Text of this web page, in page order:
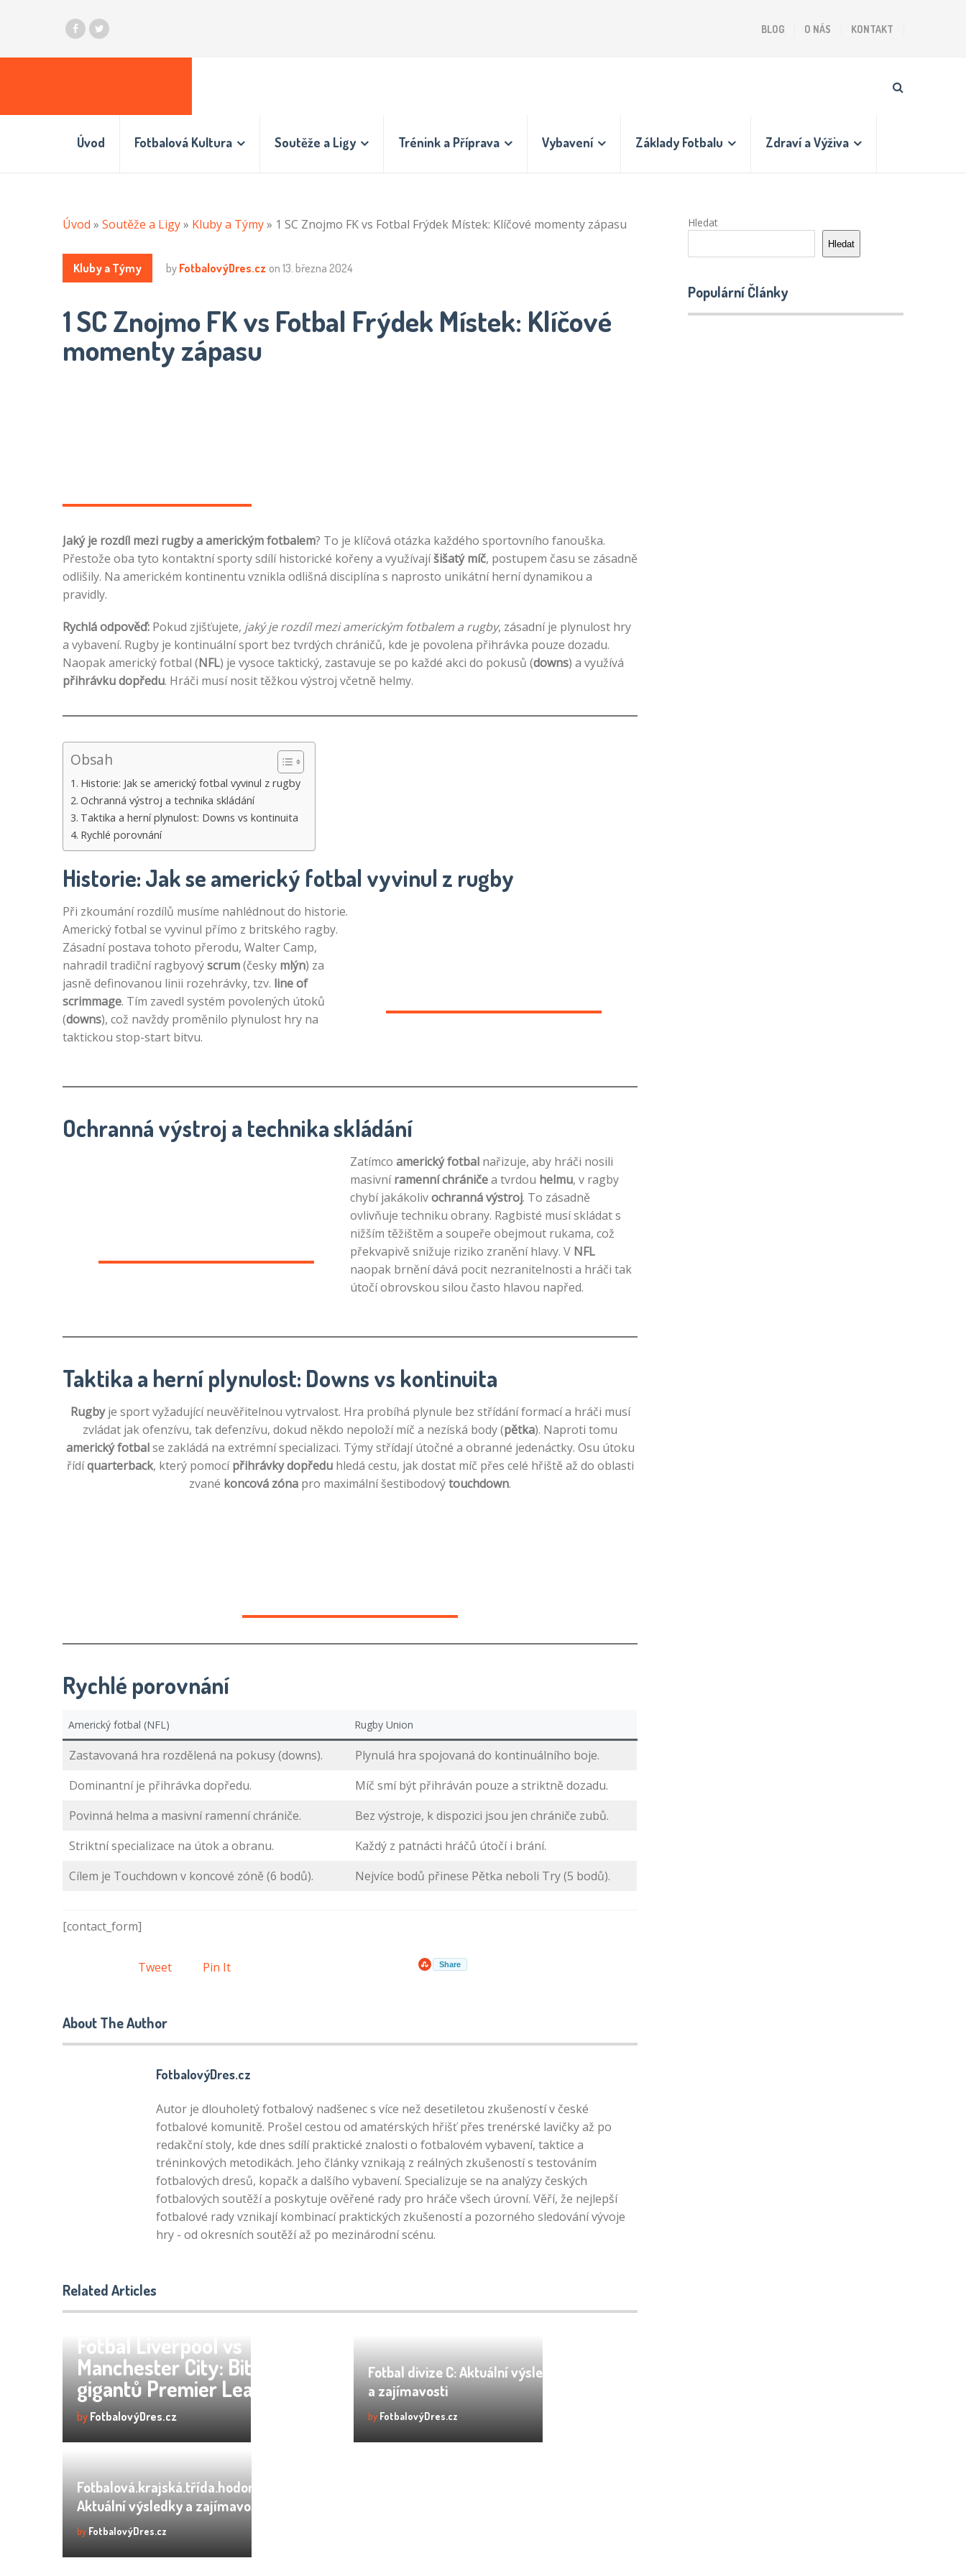
BLOG O NÁS KONTAKT
Úvod Fotbalová Kultura Soutěže a Ligy Trénink a Příprava Vybavení Základy Fotbalu Zdraví a Výživa
Úvod » Soutěže a Ligy» Kluby a Týmy» 1 SC Znojmo FK vs Fotbal Frýdek Místek: Klíčové momenty zápasu
Kluby a Týmy by FotbalovýDres.cz on 13. března 2024
1 SC Znojmo FK vs Fotbal Frýdek Místek: Klíčové
momenty zápasu
Jaký je rozdíl mezi rugby a americkým fotbalem? To je klíčová otázka každého sportovního fanouška.
Přestože oba tyto kontaktní sporty sdílí historické kořeny a využívajíšišatý míč, postupem času se zásadně
odlišily. Na americkém kontinentu vznikla odlišná disciplína s naprosto unikátní herní dynamikou a
pravidly.
Rychlá odpověď: Pokud zjišťujete, jaký je rozdíl mezi americkým fotbalem a rugby, zásadní je plynulost hry
a vybavení. Rugby je kontinuální sport bez tvrdých chráničů, kde je povolena přihrávka pouze dozadu.
Naopak americký fotbal (NFL) je vysoce taktický, zastavuje se po každé akci do pokusů (downs) a využívá
přihrávku dopředu. Hráči musí nosit těžkou výstroj včetně helmy.
Obsah
Historie: Jak se americký fotbal vyvinul z rugby
Ochranná výstroj a technika skládání
Taktika a herní plynulost: Downs vs kontinuita
Rychlé porovnání
Historie: Jak se americký fotbal vyvinul z rugby
Při zkoumání rozdílů musíme nahlédnout do historie.
Americký fotbal se vyvinul přímo z britského ragby.
Zásadní postava tohoto přerodu, Walter Camp,
nahradil tradiční ragbyovýscrum(česky mlýn) za
jasně definovanou linii rozehrávky, tzv. line of
scrimmage. Tím zavedl systém povolených útoků
(downs), což navždy proměnilo plynulost hry na
taktickou stop-start bitvu.
Ochranná výstroj a technika skládání
Zatímco americký fotbal nařizuje, aby hráči nosili
masivníramenní chráničea tvrdou helmu, v ragby
chybí jakákolivochranná výstroj. To zásadně
ovlivňuje techniku obrany. Ragbisté musí skládat s
nižším těžištěm a soupeře obejmout rukama, což
překvapivě snižuje riziko zranění hlavy. V NFL
naopak brnění dává pocit nezranitelnosti a hráči tak
útočí obrovskou silou často hlavou napřed.
Taktika a herní plynulost: Downs vs kontinuita
Rugbyje sport vyžadující neuvěřitelnou vytrvalost. Hra probíhá plynule bez střídání formací a hráči musí
zvládat jak ofenzívu, tak defenzívu, dokud někdo nepoloží míč a nezíská body (pětka). Naproti tomu
americký fotbalse zakládá na extrémní specializaci. Týmy střídají útočné a obranné jedenáctky. Osu útoku
řídíquarterback, který pomocípřihrávky dopředuhledá cestu, jak dostat míč přes celé hřiště až do oblasti
zvané koncová zóna pro maximální šestibodovýtouchdown.
Rychlé porovnání
Americký fotbal (NFL) Rugby Union
Zastavovaná hra rozdělená na pokusy (downs).
Plynulá hra spojovaná do kontinuálního boje.
Dominantní je přihrávka dopředu.
Míč smí být přihráván pouze a striktně dozadu.
Povinná helma a masivní ramenní chrániče.
Bez výstroje, k dispozici jsou jen chrániče zubů.
Striktní specializace na útok a obranu.
Každý z patnácti hráčů útočí i brání.
Cílem je Touchdown v koncové zóně (6 bodů).
Nejvíce bodů přinese Pětka neboli Try (5 bodů).
[contact_form]
Tweet Pin It Share
About The Author
FotbalovýDres.cz
Autor je dlouholetý fotbalový nadšenec s více než desetiletou zkušeností v české
fotbalové komunitě. Prošel cestou od amatérských hřišť přes trenérské lavičky až po
redakční stoly, kde dnes sdílí praktické znalosti o fotbalovém vybavení, taktice a
tréninkových metodikách. Jeho články vznikają z reálných zkušeností s testováním
fotbalových dresů, kopačk a dalšího vybavení. Specializuje se na analýzy českých
fotbalových soutěží a poskytuje ověřené rady pro hráče všech úrovní. Věří, že nejlepší
fotbalové rady vznikají kombinací praktických zkušeností a pozorného sledování vývoje
hry - od okresních soutěží až po mezinárodní scénu.
Related Articles
Fotbal Liverpool vs
Manchester City: Bitva
gigantů Premier League
by FotbalovýDres.cz
Fotbal divize C: Aktuální výsledky, tabulka
a zajímavosti
by FotbalovýDres.cz
Fotbalová.krajská.třída.hodonín.skupina.c:
Aktuální výsledky a zajímavosti
by FotbalovýDres.cz
Hledat
Hledat
Populární Články